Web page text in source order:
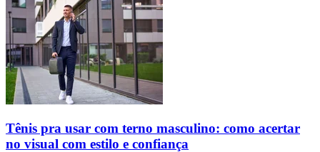
Tênis pra usar com terno masculino: como acertar
no visual com estilo e confiança